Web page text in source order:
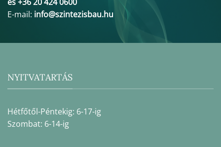
E-mail: info@szintezisbau.hu
NYITVATARTÁS
Hétfőtől-Péntekig: 6-17-ig
Szombat: 6-14-ig